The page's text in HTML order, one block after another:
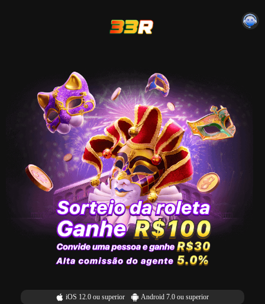
iOS 12.0 ou superior Android 7.0 ou superior